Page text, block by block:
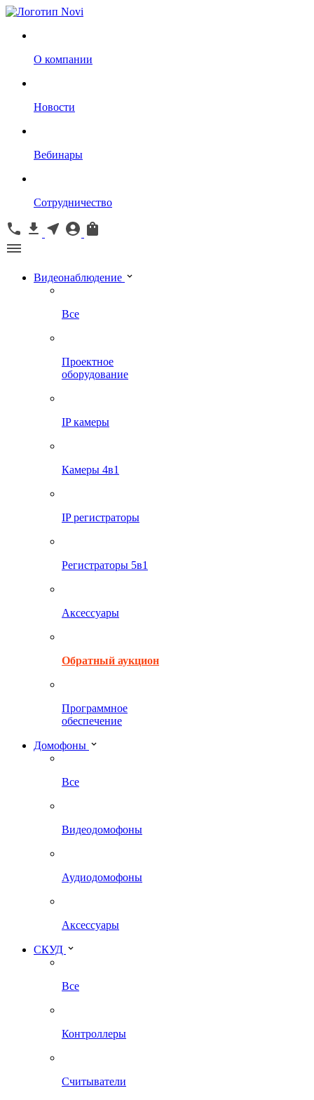
О компании
Новости
Вебинары
Сотрудничество
Видеонаблюдение
Все
Проектное
оборудование
IP камеры
Камеры 4в1
IP регистраторы
Регистраторы 5в1
Аксессуары
Обратный аукцион
Программное
обеспечение
Домофоны
Все
Видеодомофоны
Аудиодомофоны
Аксессуары
СКУД
Все
Контроллеры
Считыватели